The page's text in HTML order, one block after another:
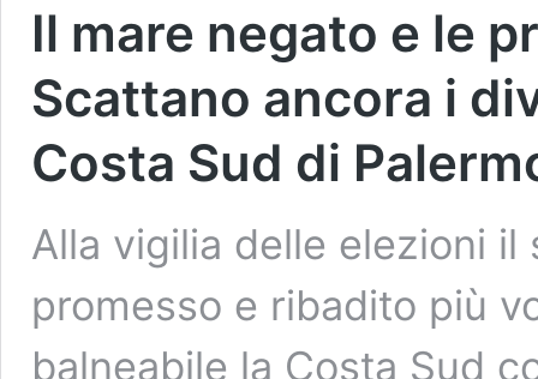
Il mare negato e le
Scattano ancora i
Costa Sud di
Alla vigilia delle elezioni il
promesso e ribadito più
balneabile la Costa Sud